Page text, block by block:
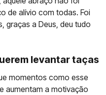
de alívio com todas. Foi
graças a Deus, deu tudo
levantar taças
momentos como esse
aumentam a motivação